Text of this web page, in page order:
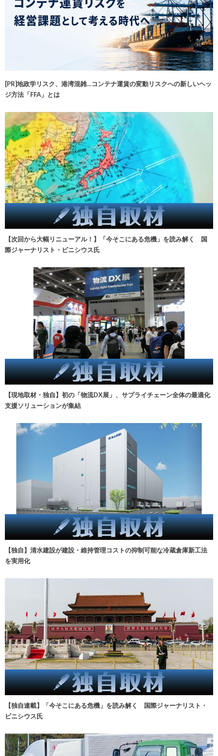
[PR]地政学リスク、港湾混雑…コンテナ運賃の変動リスクへの新しいヘッ
ジ方法「FFA」とは
【次回から大幅リニューアル！】「今そこにある危機」を読み解く 国
際ジャーナリスト・ビニシウス氏
【現地取材・独自】初の「物流DX展」、サプライチェーン全体の最適化
支援ソリューションが集結
【独自】清水建設が建設・維持管理コストの抑制可能な冷蔵倉庫新工法
を実用化
【独自連載】「今そこにある危機」を読み解く 国際ジャーナリスト・
ビニシウス氏